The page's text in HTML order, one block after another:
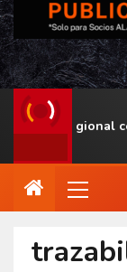
regional con